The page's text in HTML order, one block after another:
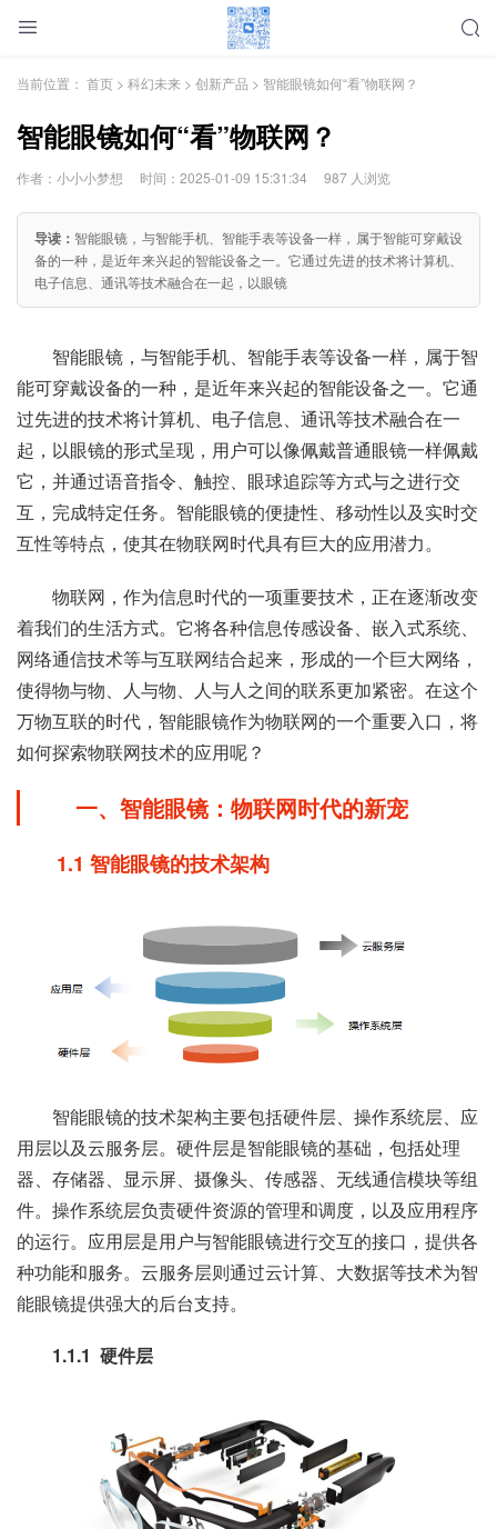
当前位置： 首页 > 科幻未来 > 创新产品 > 智能眼镜如何“看”物联网？
智能眼镜如何“看”物联网？
作者：小小小梦想 时间：2025-01-09 15:31:34 987 人浏览
导读：智能眼镜，与智能手机、智能手表等设备一样，属于智能可穿戴设
备的一种，是近年来兴起的智能设备之一。它通过先进的技术将计算机、
电子信息、通讯等技术融合在一起，以眼镜
智能眼镜，与智能手机、智能手表等设备一样，属于智
能可穿戴设备的一种，是近年来兴起的智能设备之一。它通
过先进的技术将计算机、电子信息、通讯等技术融合在一
起，以眼镜的形式呈现，用户可以像佩戴普通眼镜一样佩戴
它，并通过语音指令、触控、眼球追踪等方式与之进行交
互，完成特定任务。智能眼镜的便捷性、移动性以及实时交
互性等特点，使其在物联网时代具有巨大的应用潜力。
物联网，作为信息时代的一项重要技术，正在逐渐改变
着我们的生活方式。它将各种信息传感设备、嵌入式系统、
网络通信技术等与互联网结合起来，形成的一个巨大网络，
使得物与物、人与物、人与人之间的联系更加紧密。在这个
万物互联的时代，智能眼镜作为物联网的一个重要入口，将
如何探索物联网技术的应用呢？
一、智能眼镜：物联网时代的新宠
1.1 智能眼镜的技术架构
智能眼镜的技术架构主要包括硬件层、操作系统层、应
用层以及云服务层。硬件层是智能眼镜的基础，包括处理
器、存储器、显示屏、摄像头、传感器、无线通信模块等组
件。操作系统层负责硬件资源的管理和调度，以及应用程序
的运行。应用层是用户与智能眼镜进行交互的接口，提供各
种功能和服务。云服务层则通过云计算、大数据等技术为智
能眼镜提供强大的后台支持。
1.1.1 硬件层